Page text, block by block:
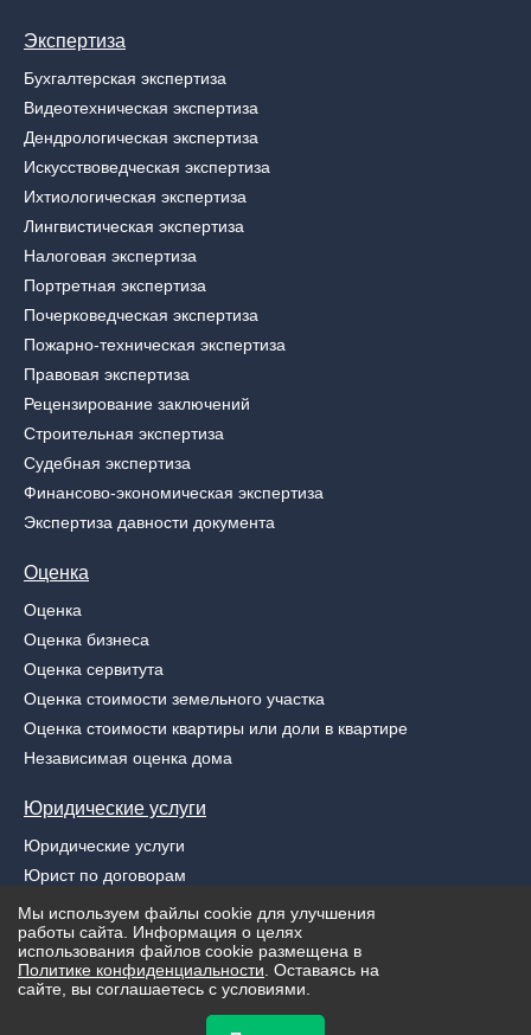
Экспертиза
Бухгалтерская экспертиза
Видеотехническая экспертиза
Дендрологическая экспертиза
Искусствоведческая экспертиза
Ихтиологическая экспертиза
Лингвистическая экспертиза
Налоговая экспертиза
Портретная экспертиза
Почерковедческая экспертиза
Пожарно-техническая экспертиза
Правовая экспертиза
Рецензирование заключений
Строительная экспертиза
Судебная экспертиза
Финансово-экономическая экспертиза
Экспертиза давности документа
Оценка
Оценка
Оценка бизнеса
Оценка сервитута
Оценка стоимости земельного участка
Оценка стоимости квартиры или доли в квартире
Независимая оценка дома
Юридические услуги
Юридические услуги
Юрист по договорам
Узаконение самовольных строений
Защита интеллектуальной собственности
Юридическая услуга по взысканию задолженности
Мы используем файлы cookie для улучшения
работы сайта. Информация о целях
использования файлов cookie размещена в
Политике конфиденциальности . Оставаясь на
сайте, вы соглашаетесь с условиями.